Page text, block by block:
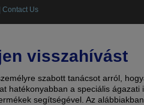
Contact Us
visszahívást
szabott tanácsot arról,
hatékonyabban a speciális
segítségével. Az